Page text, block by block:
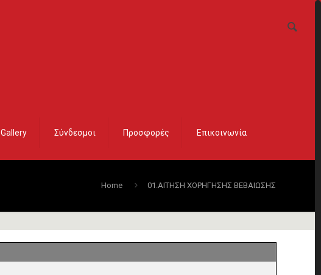
Gallery Σύνδεσμοι Προσφορές Επικοινωνία
Home 01.ΑΙΤΗΣΗ ΧΟΡΗΓΗΣΗΣ ΒΕΒΑΙΩΣΗΣ